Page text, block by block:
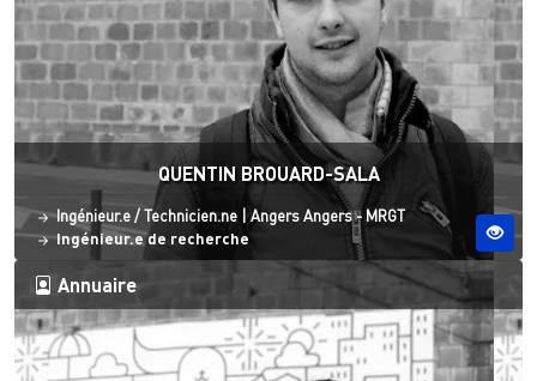
QUENTIN BROUARD-SALA
Statut
Ingénieur.e / Technicien.ne |Site ESO
AngersAngers - MRGT
Ingénieur.e de recherche
Annuaire